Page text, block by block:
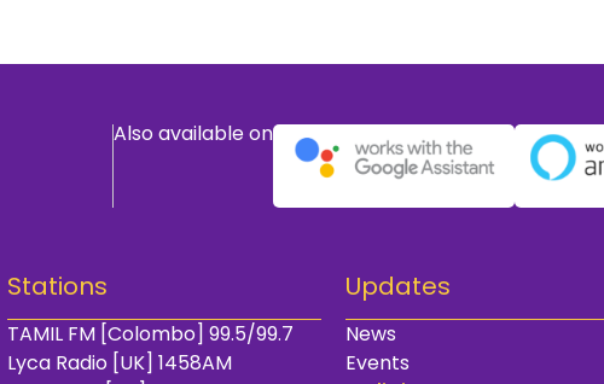
Also available on
Stations
TAMIL FM [Colombo] 99.5/99.7
Lyca Radio [UK] 1458AM
Updates
News
Events